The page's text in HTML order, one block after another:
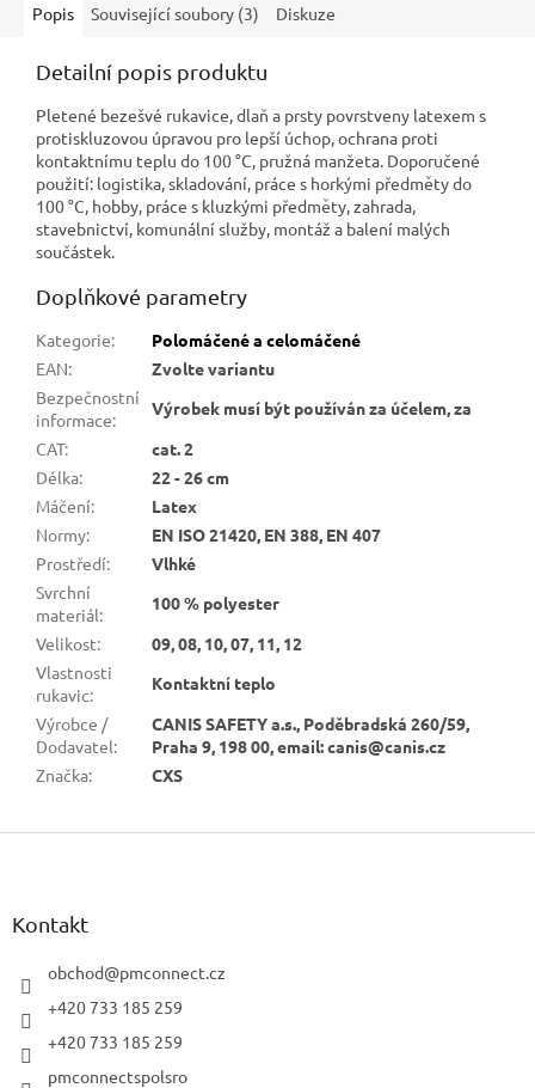
Popis Související soubory (3) Diskuze
Detailní popis produktu
Pletené bezešvé rukavice, dlaň a prsty povrstveny latexem s
protiskluzovou úpravou pro lepší úchop, ochrana proti
kontaktnímu teplu do 100 °C, pružná manžeta. Doporučené
použití: logistika, skladování, práce s horkými předměty do
100 °C, hobby, práce s kluzkými předměty, zahrada,
stavebnictví, komunální služby, montáž a balení malých
součástek.
Doplňkové parametry
Kategorie:
Polomáčené a celomáčené
EAN:
Zvolte variantu
Bezpečnostní
informace:
Výrobek musí být používán za účelem, za
CAT:
cat. 2
Délka:
22 - 26 cm
Máčení:
Latex
Normy:
EN ISO 21420, EN 388, EN 407
Prostředí:
Vlhké
Svrchní
materiál:
100 % polyester
Velikost:
09, 08, 10, 07, 11, 12
Vlastnosti
rukavic:
Kontaktní teplo
Výrobce /
Dodavatel:
CANIS SAFETY a.s., Poděbradská 260/59,
Praha 9, 198 00, email: canis@canis.cz
Značka: CXS
Z
Kontakt
obchod@pmconnect.cz
+420 733 185 259
+420 733 185 259
pmconnectspolsro